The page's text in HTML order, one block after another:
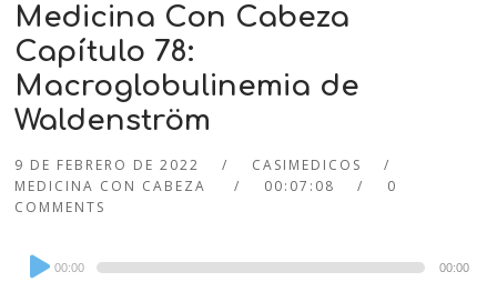
Medicina Con Cabeza
Capítulo 78:
Macroglobulinemia de
Waldenström
9 DE FEBRERO DE 2022
CASIMEDICOS
MEDICINA CON CABEZA
00:07:08
0
COMMENTS
Audio
Player
00:00 00:00